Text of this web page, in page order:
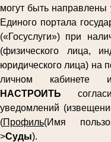
могут быть направлены
Единого портала
(«Госуслуги») при
(физического лица,
юридического лица) на
личном кабинете
НАСТРОИТЬ
уведомлений
(Профиль(Имя
>Суды).